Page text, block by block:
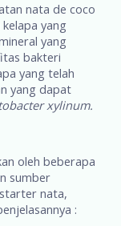
nata de coco
yang
yang
bakteri
yang telah
yang dapat
xylinum.
oleh beberapa
sumber
nata,
: